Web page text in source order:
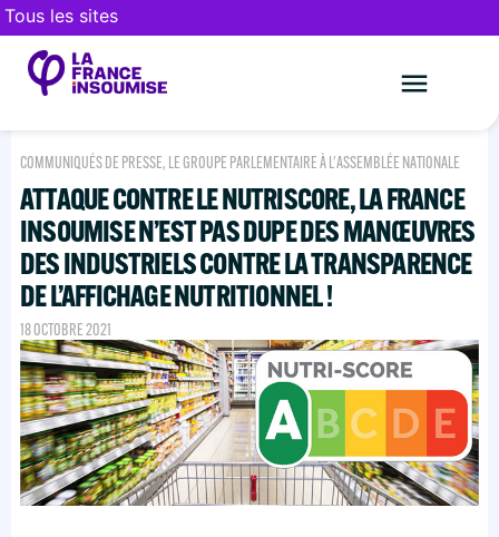
Tous les sites
COMMUNIQUÉS DE PRESSE, LE GROUPE PARLEMENTAIRE À L'ASSEMBLÉE NATIONALE
ATTAQUE CONTRE LE NUTRISCORE, LA FRANCE
INSOUMISE N’EST PAS DUPE DES MANŒUVRES
DES INDUSTRIELS CONTRE LA TRANSPARENCE
DE L’AFFICHAGE NUTRITIONNEL !
18 OCTOBRE 2021